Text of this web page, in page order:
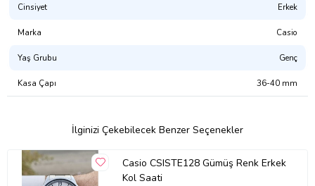
; - Günlük Kullanım İçin Saat ; - Yüksek Kaliteli Erkek Saati ; - ; - Stil
Sahibi Erkek Saati ; - Sonuç: bu model şıklık ve fonksiyonelliği bir
arada sunar ; - Günlük kullanımda rahatlık ve dayanıklılık sağlayan
bu saat, her erkeğin kolunda olması gereken bir aksesuardır.
Cinsiyet Erkek
Marka Casio
Yaş Grubu Genç
Kasa Çapı 36-40 mm
İlginizi Çekebilecek Benzer Seçenekler
Casio CSISTE128 Gümüş Renk Erkek
Kol Saati